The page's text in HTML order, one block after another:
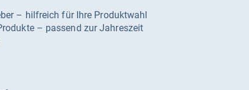
– hilfreich für Ihre Produktwahl
– passend zur Jahreszeit